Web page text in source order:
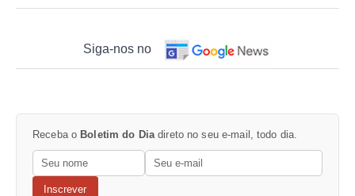
Siga-nos no
Receba o Boletim do Diadireto no seu e-mail, todo dia.
Inscrever